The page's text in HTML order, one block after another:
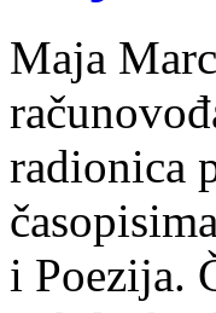
Maja
radionica
i Poezija.